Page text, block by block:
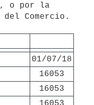
o por la
del Comercio.
01/07/18
16053
16053